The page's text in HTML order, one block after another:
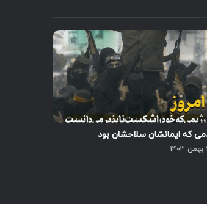
که ایمانشان سلاحشان بود